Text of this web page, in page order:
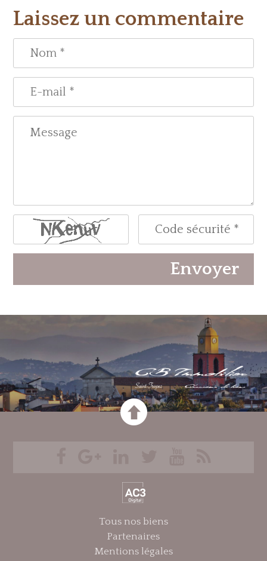
Laissez un commentaire
Envoyer
Tous nos biens
Partenaires
Mentions légales